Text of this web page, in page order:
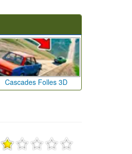
Cascades Folles 3D